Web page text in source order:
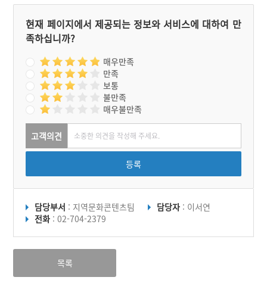
현재 페이지에서 제공되는 정보와 서비스에 대하여 만
족하십니까?
매우만족
만족
보통
불만족
매우불만족
고객의견
등록
담당부서 : 지역문화콘텐츠팀 담당자 : 이서연
전화 : 02-704-2379
목록